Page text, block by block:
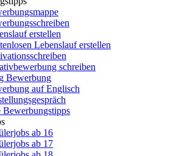
erstellen
Lebenslauf erstellen
schreiben
Bewerbung
auf Englisch
Bewerbungstipps
ab 16
ab 17